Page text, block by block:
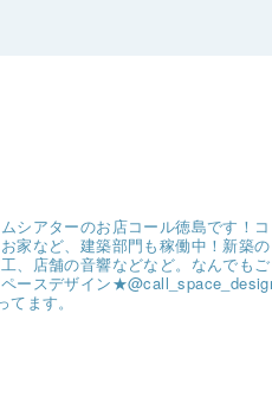
シアターのお店コール徳島です！ コ
家など、建築部門も稼働中！ 新築の
、店舗の音響などなど。 なんでもご
ースデザイン★
ます。